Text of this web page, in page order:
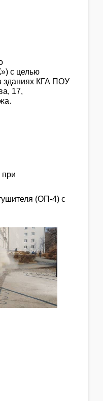
с целью
зданиях КГА ПОУ
17,
при
(ОП-4) с